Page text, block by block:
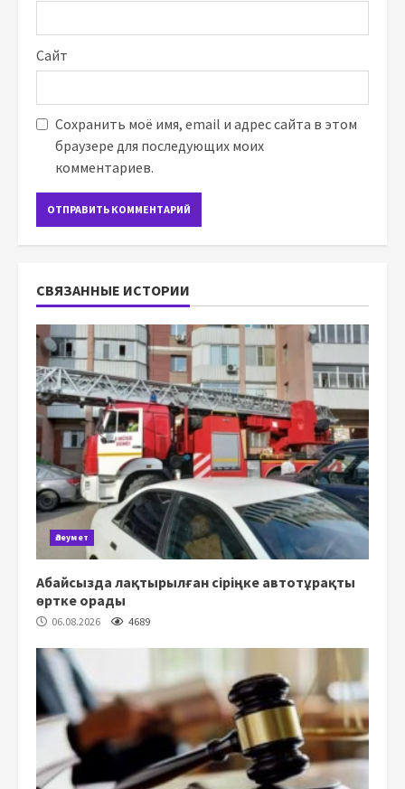
Сайт
Сохранить моё имя, email и адрес сайта в этом
браузере для последующих моих
комментариев.
СВЯЗАННЫЕ ИСТОРИИ
Әлеумет
Абайсызда лақтырылған сіріңке автотұрақты
өртке орады
06.08.2026 4689